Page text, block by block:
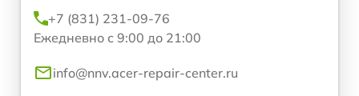
+7 (831) 231-09-76
Ежедневно с 9:00 до 21:00
info@nnv.acer-repair-center.ru